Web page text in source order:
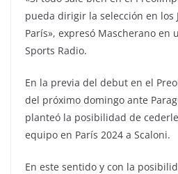
pueda dirigir la selección en los
París», expresó Mascherano en
Sports Radio.
En la previa del debut en el
del próximo domingo ante
planteó la posibilidad de
equipo en París 2024 a Scaloni.
En este sentido y con la